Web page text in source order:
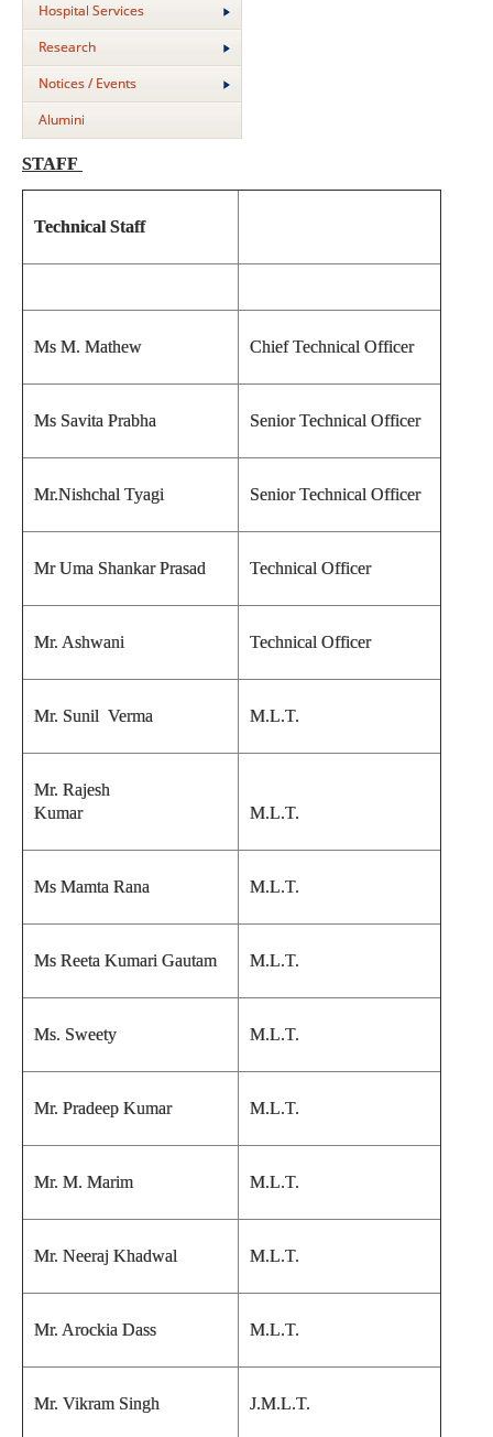
Hospital Services
Research
Notices / Events
Alumini
STAFF
Technical Staff
Ms M. Mathew Chief Technical Officer
Ms Savita Prabha Senior Technical Officer
Mr.Nishchal Tyagi Senior Technical Officer
Mr Uma Shankar Prasad Technical Officer
Mr. Ashwani Technical Officer
Mr. Sunil Verma M.L.T.
Mr. Rajesh
Kumar
M.L.T.
Ms Mamta Rana M.L.T.
Ms Reeta Kumari Gautam M.L.T.
Ms. Sweety M.L.T.
Mr. Pradeep Kumar M.L.T.
Mr. M. Marim M.L.T.
Mr. Neeraj Khadwal M.L.T.
Mr. Arockia Dass M.L.T.
Mr. Vikram Singh J.M.L.T.